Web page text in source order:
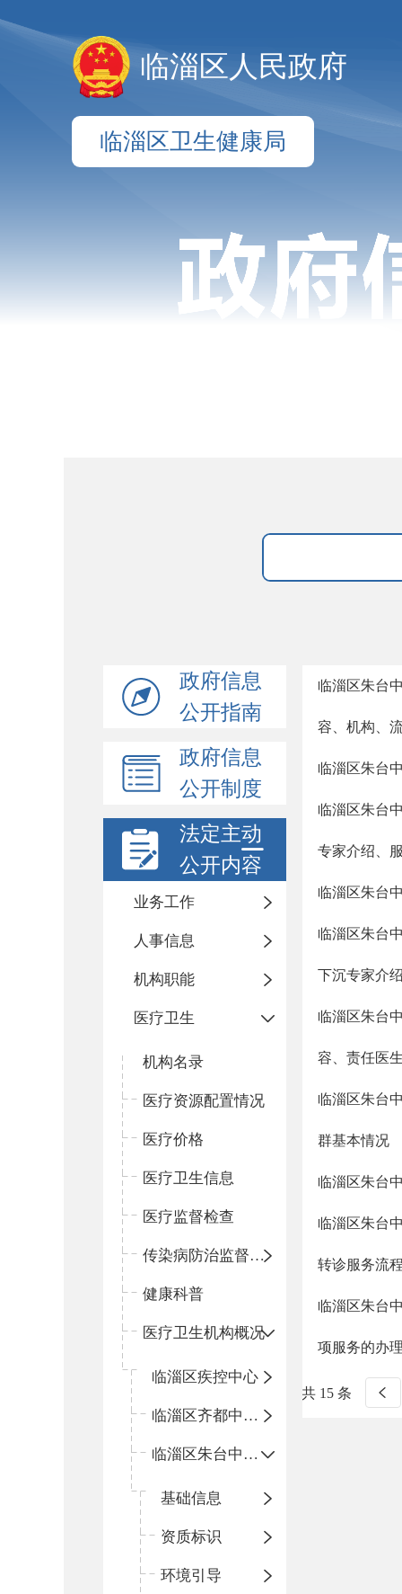
临淄区人民政府
临淄区卫生健康局
政府信息
公开指南
政府信息
公开制度
法定主动
公开内容
业务工作
人事信息
机构职能
医疗卫生
机构名录
医疗资源配置情况
医疗价格
医疗卫生信息
医疗监督检查
传染病防治监督检查
健康科普
医疗卫生机构概况
临淄区疾控中心
临淄区齐都中心卫生院
临淄区朱台中心卫生院
基础信息
资质标识
环境引导
临淄区朱台
容、机构、
临淄区朱台
临淄区朱台
专家介绍、
临淄区朱台
临淄区朱台
下沉专家介
临淄区朱台
容、责任医
临淄区朱台
群基本情况
临淄区朱台
临淄区朱台
转诊服务流
临淄区朱台
项服务的办
共 15 条